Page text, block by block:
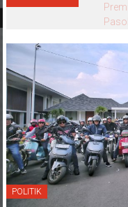
POLITIK